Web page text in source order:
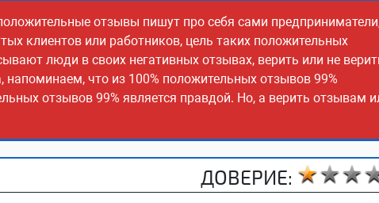
отзывы пишут про себя сами
клиентов или работников, цель таких положительных
люди в своих негативных отзывах, верить или не
что из 100% положительных отзывов 99%
отзывов 99% является правдой. Но, а верить отзывам
ДОВЕРИЕ: